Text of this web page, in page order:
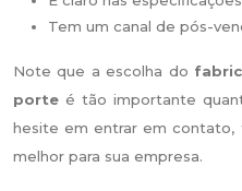
Tem um canal de pós-
Note que a escolha do
porte é tão importante
hesite em entrar em contato,
melhor para sua empresa.